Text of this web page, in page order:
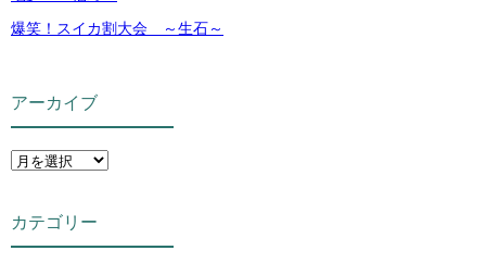
爆笑！スイカ割大会 ～生石～
アーカイブ
カテゴリー